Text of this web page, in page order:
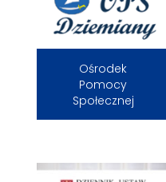
Ośrodek
Pomocy
Społecznej